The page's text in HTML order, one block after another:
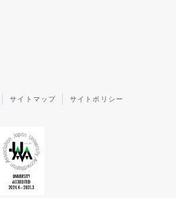
サイトマップ サイトポリシー